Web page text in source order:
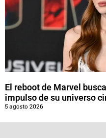
El reboot de Marvel
impulso de su universo
5 agosto 2026